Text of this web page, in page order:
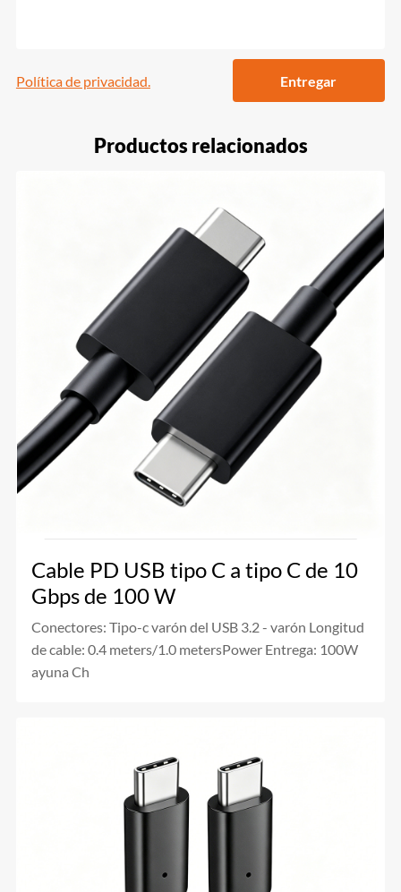
Política de privacidad. Entregar
Productos relacionados
Cable PD USB tipo C a tipo C de 10
Gbps de 100 W
Conectores: Tipo-c varón del USB 3.2 - varón Longitud
de cable: 0.4 meters/1.0 metersPower Entrega: 100W
ayuna Ch